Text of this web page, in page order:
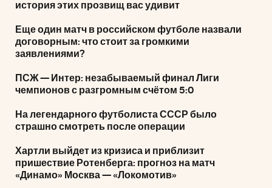
история этих прозвищ вас удивит
Еще один матч в российском футболе назвали
договорным: что стоит за громкими
заявлениями?
ПСЖ — Интер: незабываемый финал Лиги
чемпионов с разгромным счётом 5:0
На легендарного футболиста СССР было
страшно смотреть после операции
Хартли выйдет из кризиса и приблизит
пришествие Ротенберга: прогноз на матч
«Динамо» Москва — «Локомотив»